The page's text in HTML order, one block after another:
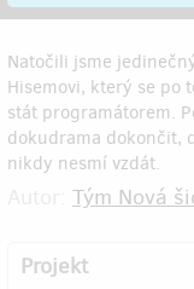
Natočili jsme
Hisemovi, který se po
stát programátorem.
dokudrama dokončit,
nikdy nesmí vzdát.
Tým Nová
Projekt